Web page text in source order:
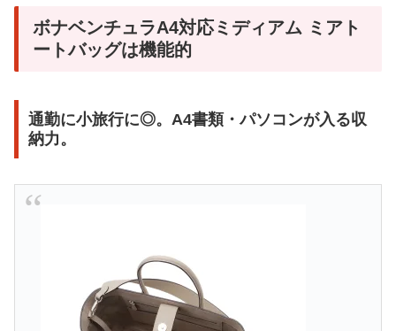
ボナベンチュラA4対応ミディアム ミアト
ートバッグは機能的
通勤に小旅行に◎。A4書類・パソコンが入る収
納力。